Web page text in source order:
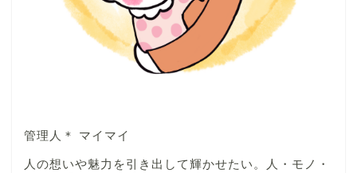
管理人＊ マイマイ
人の想いや魅力を引き出して輝かせたい。人・モノ・